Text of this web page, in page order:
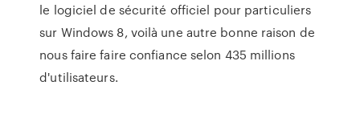
le logiciel de sécurité officiel pour particuliers
sur Windows 8, voilà une autre bonne raison de
nous faire faire confiance selon 435 millions
d'utilisateurs.